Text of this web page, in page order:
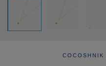
COCOSHNIK